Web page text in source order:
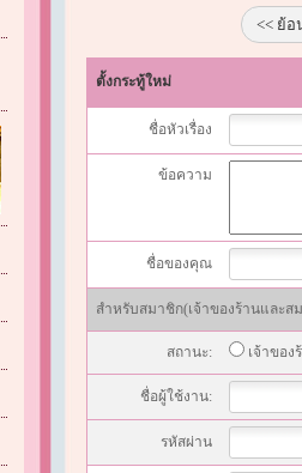
<< ย้
ตั้งกระทู้ใหม่
ชื่อหัวเรื่อง
ข้อความ
ชื่อของคุณ
สำหรับสมาชิก(เจ้าของร้านและ
สถานะ: เจ้าของ
ชื่อผู้ใช้งาน:
รหัสผ่าน